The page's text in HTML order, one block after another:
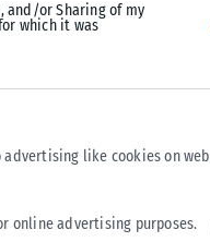
and/or Sharing of my
which it was
like cookies on web
online advertising purposes.